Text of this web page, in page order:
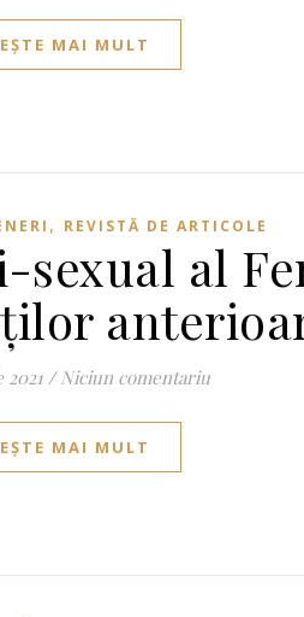
MAI MULT
, REVISTĂ DE ARTICOLE
al
2021 / Niciun comentariu
MAI MULT